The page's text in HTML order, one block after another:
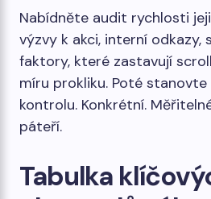
Nabídněte audit rychlosti
výzvy k akci, interní odkazy,
faktory, které zastavují
míru prokliku. Poté
kontrolu. Konkrétní.
páteří.
Tabulka